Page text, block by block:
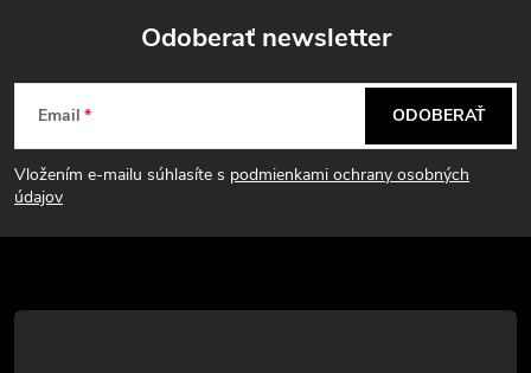
e
p
r
v
y
a
i
e
Z
á
p
t
Odoberať newsletter
Email
Vložením e-mailu súhlasíte s podmienkami ochrany osobných
údajov
ODOBERAŤ